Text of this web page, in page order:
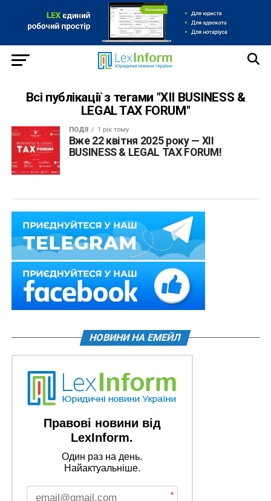
Всі публікації з тегами "XІI BUSINESS &
LEGAL TAX FORUM"
ПОДІЇ 1 рік тому
Вже 22 квітня 2025 року — XІI
BUSINESS & LEGAL TAX FORUM!
НОВИНИ НА ЕМЕЙЛ
Правові новини від
LexInform.
Один раз на день.
Найактуальніше.
*